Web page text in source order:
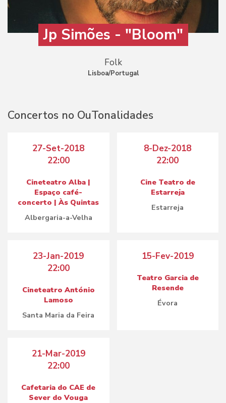
Jp Simões - "Bloom"
Folk
Lisboa/Portugal
Concertos no OuTonalidades
27-Set-2018
22:00
Cineteatro Alba |
Espaço café-
concerto | Às Quintas
Albergaria-a-Velha
8-Dez-2018
22:00
Cine Teatro de
Estarreja
Estarreja
23-Jan-2019
22:00
Cineteatro António
Lamoso
Santa Maria da Feira
15-Fev-2019
Teatro Garcia de
Resende
Évora
21-Mar-2019
22:00
Cafetaria do CAE de
Sever do Vouga